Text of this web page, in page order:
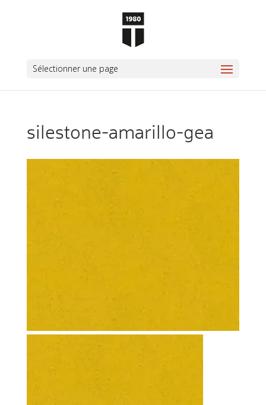
Sélectionner une page
silestone-amarillo-gea